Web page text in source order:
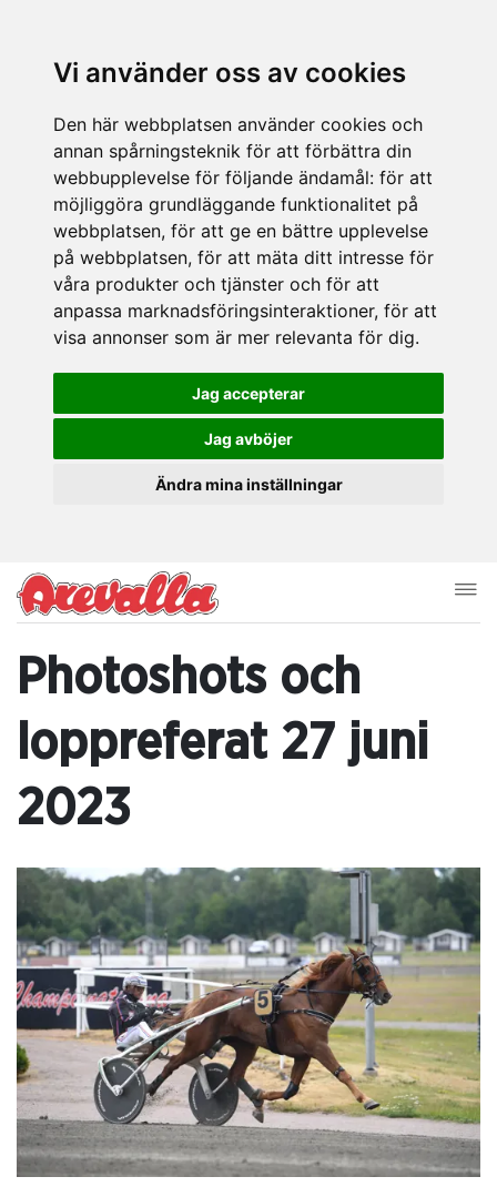
Vi använder oss av cookies
Den här webbplatsen använder cookies och
annan spårningsteknik för att förbättra din
webbupplevelse för följande ändamål: för att
möjliggöra grundläggande funktionalitet på
webbplatsen, för att ge en bättre upplevelse
på webbplatsen, för att mäta ditt intresse för
våra produkter och tjänster och för att
anpassa marknadsföringsinteraktioner, för att
visa annonser som är mer relevanta för dig.
Jag accepterar
Jag avböjer
Ändra mina inställningar
Photoshots och
loppreferat 27 juni
2023